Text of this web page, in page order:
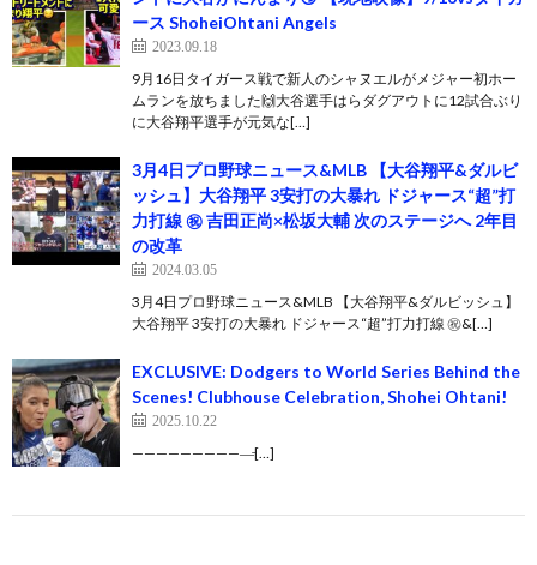
ース ShoheiOhtani Angels
2023.09.18
9月16日タイガース戦で新人のシャヌエルがメジャー初ホー
ムランを放ちました🙌大谷選手はらダグアウトに12試合ぶり
に大谷翔平選手が元気な[…]
3月4日プロ野球ニュース&MLB 【大谷翔平&ダルビ
ッシュ】大谷翔平 3安打の大暴れ ドジャース“超”打
力打線 ㊗️ 吉田正尚×松坂大輔 次のステージへ 2年目
の改革
2024.03.05
3月4日プロ野球ニュース&MLB 【大谷翔平&ダルビッシュ】
大谷翔平 3安打の大暴れ ドジャース“超”打力打線 ㊗&[…]
EXCLUSIVE: Dodgers to World Series Behind the
Scenes! Clubhouse Celebration, Shohei Ohtani!
2025.10.22
——————————̵[…]